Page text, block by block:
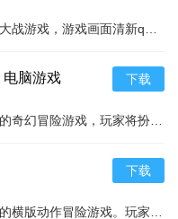
电脑游戏 下载
下载